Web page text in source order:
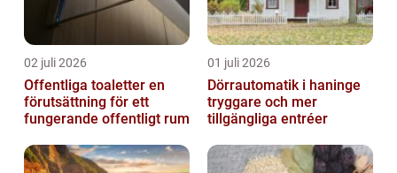
02 juli 2026
Offentliga toaletter en
förutsättning för ett
fungerande offentligt rum
01 juli 2026
Dörrautomatik i haninge
tryggare och mer
tillgängliga entréer